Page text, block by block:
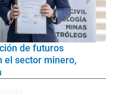
de futuros
el sector minero,